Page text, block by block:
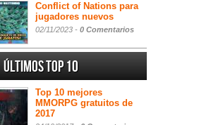
Conflict of Nations para
jugadores nuevos
02/11/2023 - 0 Comentarios
Últimos Top 10
Top 10 mejores
MMORPG gratuitos de
2017